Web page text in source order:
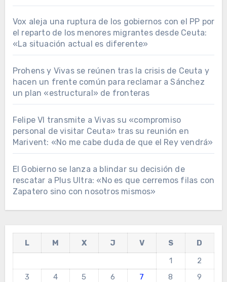
Vox aleja una ruptura de los gobiernos con el PP por
el reparto de los menores migrantes desde Ceuta:
«La situación actual es diferente»
Prohens y Vivas se reúnen tras la crisis de Ceuta y
hacen un frente común para reclamar a Sánchez
un plan «estructural» de fronteras
Felipe VI transmite a Vivas su «compromiso
personal de visitar Ceuta» tras su reunión en
Marivent: «No me cabe duda de que el Rey vendrá»
El Gobierno se lanza a blindar su decisión de
rescatar a Plus Ultra: «No es que cerremos filas con
Zapatero sino con nosotros mismos»
L M X J V S
D
1
2
3
4 5 6 7 8
9